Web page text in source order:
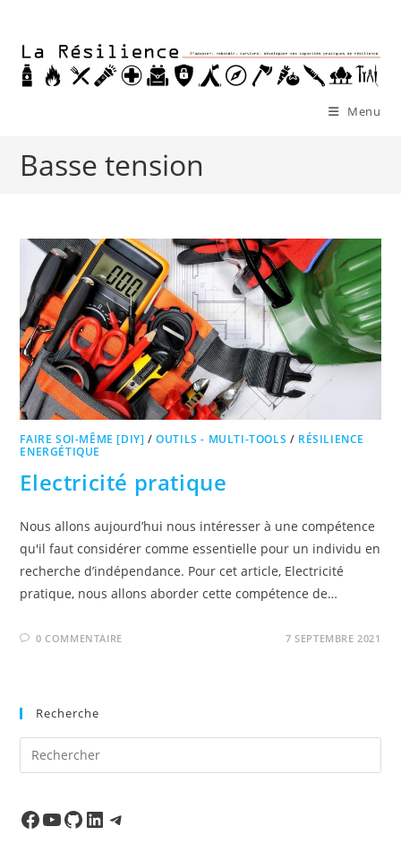
content
Menu
Basse tension
FAIRE SOI-MÊME [DIY] /OUTILS - MULTI-TOOLS / RÉSILIENCE
ENERGÉTIQUE
Electricité pratique
Nous allons aujourd’hui nous intéresser à une compétence
qu'il faut considérer comme essentielle pour un individu en
recherche d’indépendance. Pour cet article, Electricité
pratique, nous allons aborder cette compétence de…
0 COMMENTAIRE 7 SEPTEMBRE 2021
Recherche
Facebook
Ma chaineMon Repo GithubLinkedInTelegram